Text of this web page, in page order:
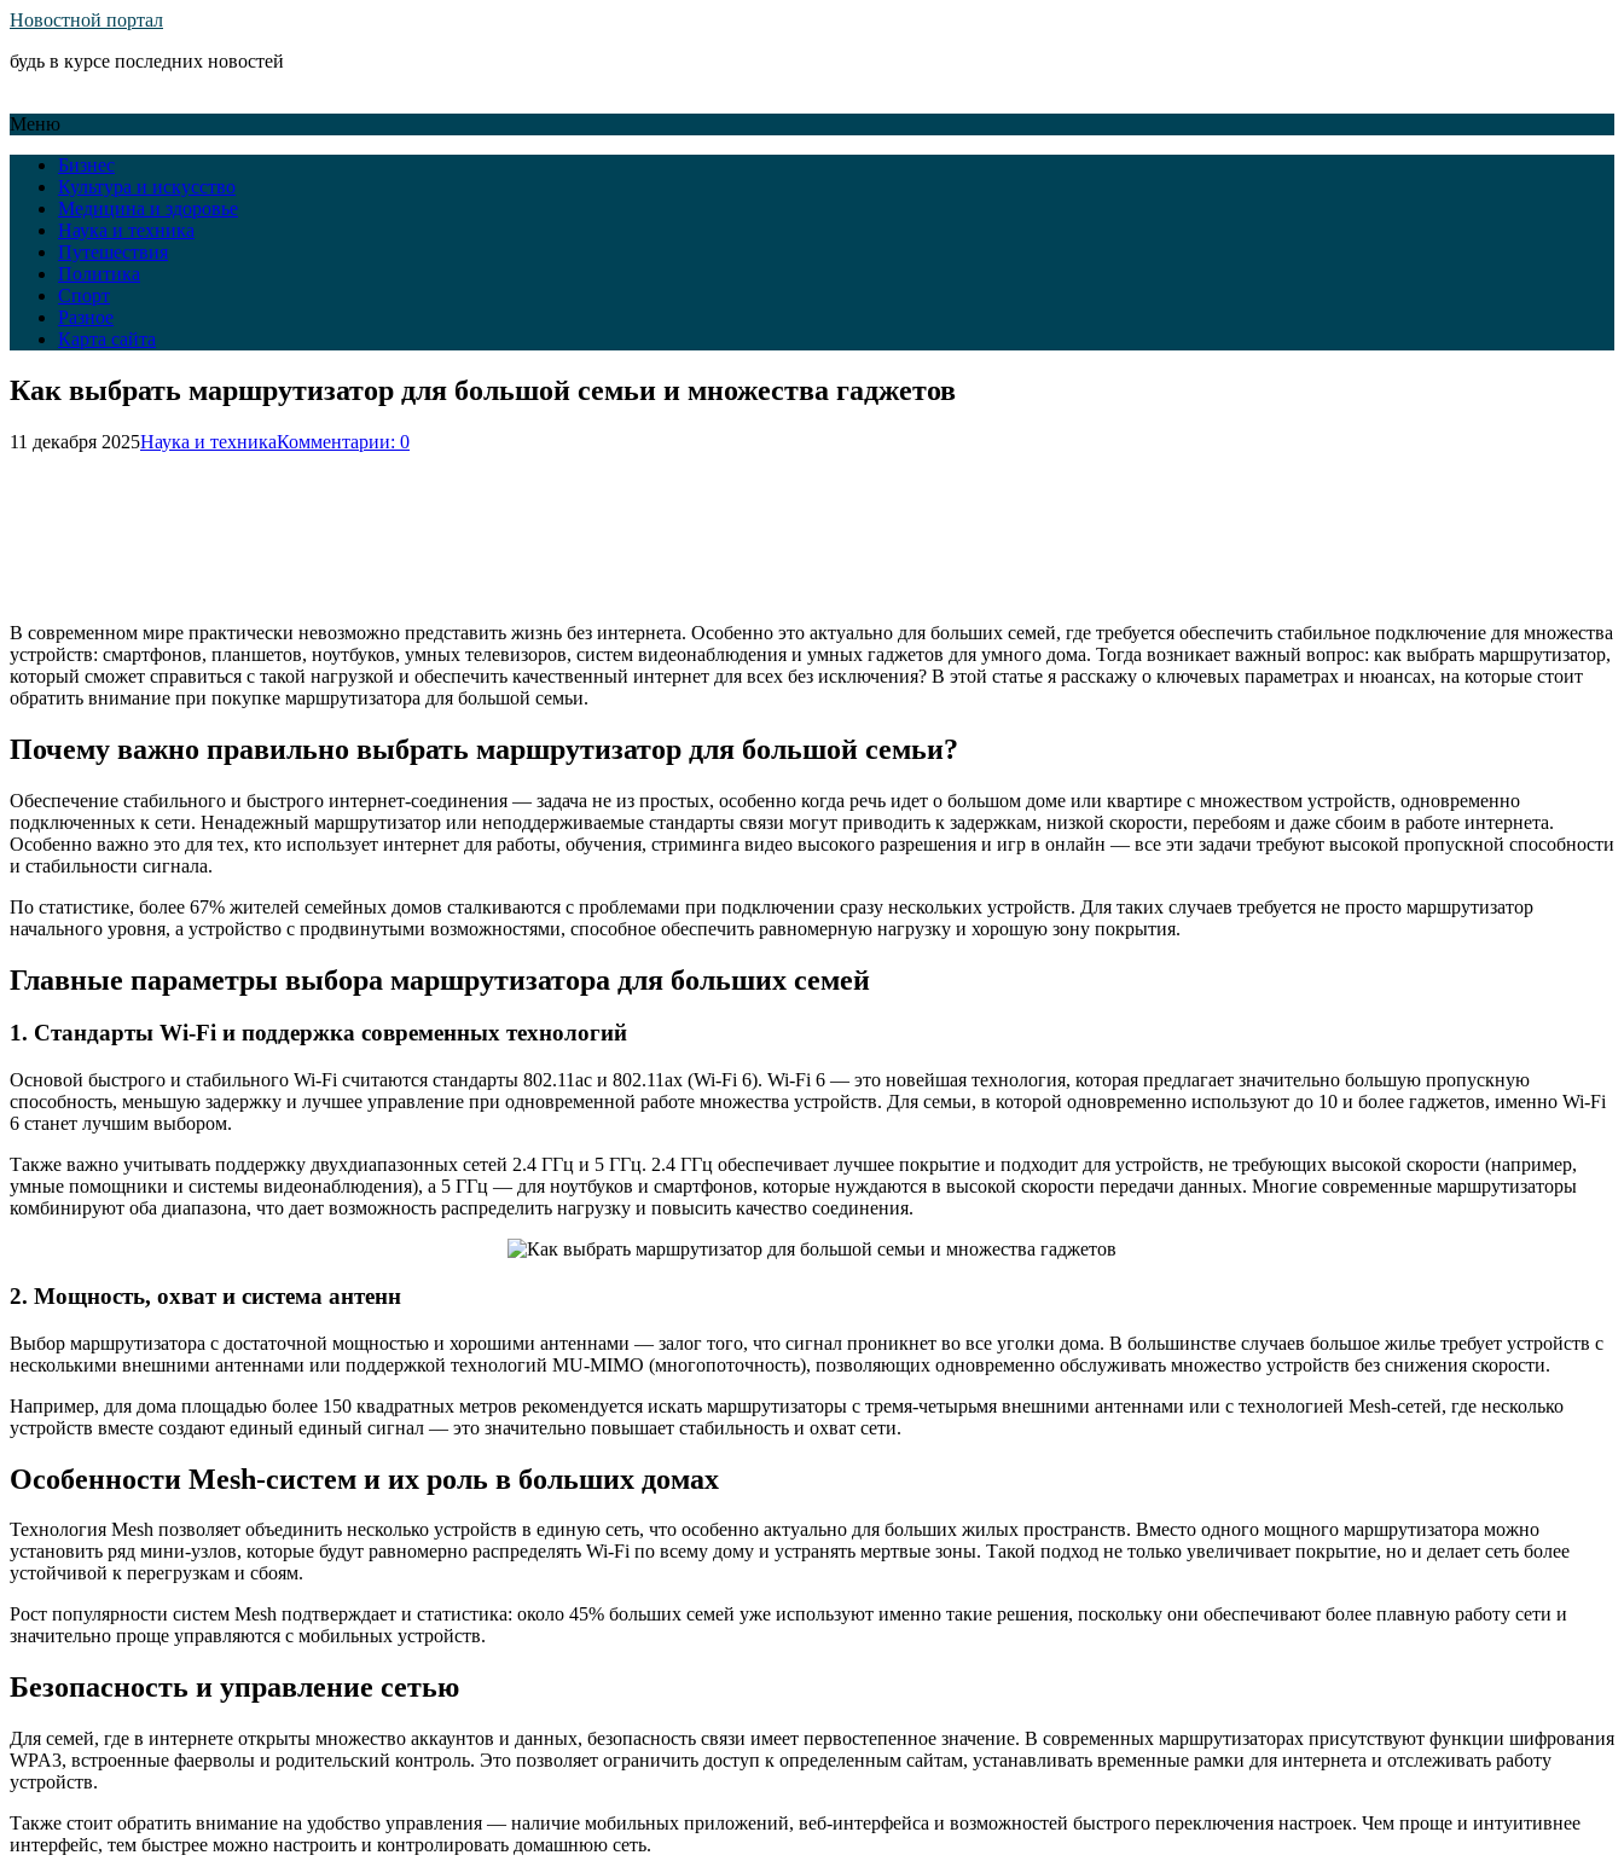
Новостной портал
будь в курсе последних новостей
Меню
Бизнес
Культура и искусство
Медицина и здоровье
Наука и техника
Путешествия
Политика
Спорт
Разное
Карта сайта
Как выбрать маршрутизатор для большой семьи и множества гаджетов
11 декабря 2025Наука и техникаКомментарии: 0
В современном мире практически невозможно представить жизнь без интернета. Особенно это актуально для больших семей, где требуется обеспечить стабильное подключение для множества
устройств: смартфонов, планшетов, ноутбуков, умных телевизоров, систем видеонаблюдения и умных гаджетов для умного дома. Тогда возникает важный вопрос: как выбрать маршрутизатор,
который сможет справиться с такой нагрузкой и обеспечить качественный интернет для всех без исключения? В этой статье я расскажу о ключевых параметрах и нюансах, на которые стоит
обратить внимание при покупке маршрутизатора для большой семьи.
Почему важно правильно выбрать маршрутизатор для большой семьи?
Обеспечение стабильного и быстрого интернет-соединения — задача не из простых, особенно когда речь идет о большом доме или квартире с множеством устройств, одновременно
подключенных к сети. Ненадежный маршрутизатор или неподдерживаемые стандарты связи могут приводить к задержкам, низкой скорости, перебоям и даже сбоим в работе интернета.
Особенно важно это для тех, кто использует интернет для работы, обучения, стриминга видео высокого разрешения и игр в онлайн — все эти задачи требуют высокой пропускной способности
и стабильности сигнала.
По статистике, более 67% жителей семейных домов сталкиваются с проблемами при подключении сразу нескольких устройств. Для таких случаев требуется не просто маршрутизатор
начального уровня, а устройство с продвинутыми возможностями, способное обеспечить равномерную нагрузку и хорошую зону покрытия.
Главные параметры выбора маршрутизатора для больших семей
1. Стандарты Wi-Fi и поддержка современных технологий
Основой быстрого и стабильного Wi-Fi считаются стандарты 802.11ac и 802.11ax (Wi-Fi 6). Wi-Fi 6 — это новейшая технология, которая предлагает значительно большую пропускную
способность, меньшую задержку и лучшее управление при одновременной работе множества устройств. Для семьи, в которой одновременно используют до 10 и более гаджетов, именно Wi-Fi
6 станет лучшим выбором.
Также важно учитывать поддержку двухдиапазонных сетей 2.4 ГГц и 5 ГГц. 2.4 ГГц обеспечивает лучшее покрытие и подходит для устройств, не требующих высокой скорости (например,
умные помощники и системы видеонаблюдения), а 5 ГГц — для ноутбуков и смартфонов, которые нуждаются в высокой скорости передачи данных. Многие современные маршрутизаторы
комбинируют оба диапазона, что дает возможность распределить нагрузку и повысить качество соединения.
2. Мощность, охват и система антенн
Выбор маршрутизатора с достаточной мощностью и хорошими антеннами — залог того, что сигнал проникнет во все уголки дома. В большинстве случаев большое жилье требует устройств с
несколькими внешними антеннами или поддержкой технологий MU-MIMO (многопоточность), позволяющих одновременно обслуживать множество устройств без снижения скорости.
Например, для дома площадью более 150 квадратных метров рекомендуется искать маршрутизаторы с тремя-четырьмя внешними антеннами или с технологией Mesh-сетей, где несколько
устройств вместе создают единый единый сигнал — это значительно повышает стабильность и охват сети.
Особенности Mesh-систем и их роль в больших домах
Технология Mesh позволяет объединить несколько устройств в единую сеть, что особенно актуально для больших жилых пространств. Вместо одного мощного маршрутизатора можно
установить ряд мини-узлов, которые будут равномерно распределять Wi-Fi по всему дому и устранять мертвые зоны. Такой подход не только увеличивает покрытие, но и делает сеть более
устойчивой к перегрузкам и сбоям.
Рост популярности систем Mesh подтверждает и статистика: около 45% больших семей уже используют именно такие решения, поскольку они обеспечивают более плавную работу сети и
значительно проще управляются с мобильных устройств.
Безопасность и управление сетью
Для семей, где в интернете открыты множество аккаунтов и данных, безопасность связи имеет первостепенное значение. В современных маршрутизаторах присутствуют функции шифрования
WPA3, встроенные фаерволы и родительский контроль. Это позволяет ограничить доступ к определенным сайтам, устанавливать временные рамки для интернета и отслеживать работу
устройств.
Также стоит обратить внимание на удобство управления — наличие мобильных приложений, веб-интерфейса и возможностей быстрого переключения настроек. Чем проще и интуитивнее
интерфейс, тем быстрее можно настроить и контролировать домашнюю сеть.